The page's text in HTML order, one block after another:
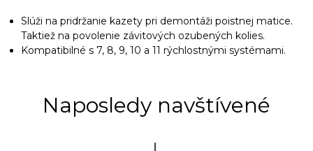
Slúži na pridržanie kazety pri demontáži poistnej matice.
Taktiež na povolenie závitových ozubených kolies.
Kompatibilné s 7, 8, 9, 10 a 11 rýchlostnými systémami.
Naposledy navštívené